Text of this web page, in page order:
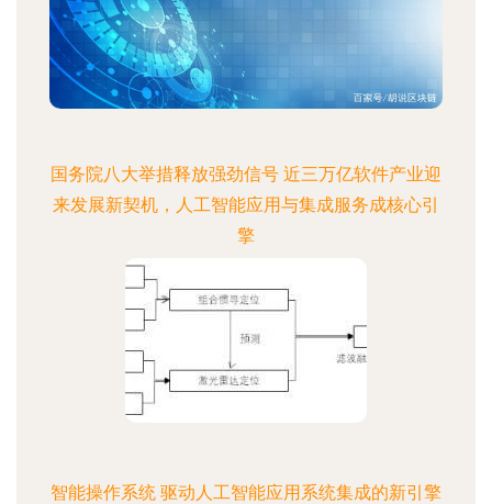
国务院八大举措释放强劲信号 近三万亿软件产业迎
来发展新契机，人工智能应用与集成服务成核心引
擎
智能操作系统 驱动人工智能应用系统集成的新引擎